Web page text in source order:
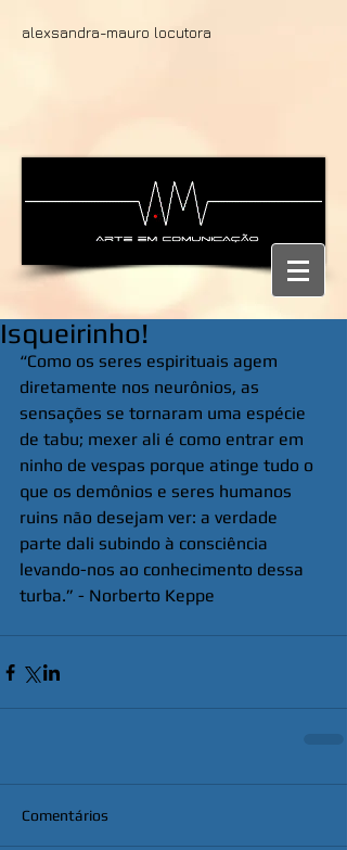
alexsandra-mauro locutora
Isqueirinho!
“Como os seres espirituais agem
diretamente nos neurônios, as
sensações se tornaram uma espécie
de tabu; mexer ali é como entrar em
ninho de vespas porque atinge tudo o
que os demônios e seres humanos
ruins não desejam ver: a verdade
parte dali subindo à consciência
levando-nos ao conhecimento dessa
turba.” - Norberto Keppe
Comentários